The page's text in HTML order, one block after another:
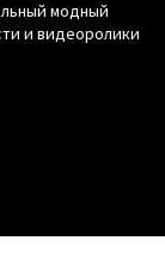
модный
и видеоролики